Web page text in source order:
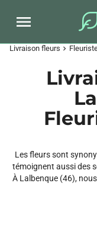
Livraison fleurs chevron_right
Les fleurs sont
témoignent aussi des
À Lalbenque (46),